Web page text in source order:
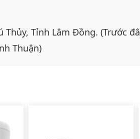
Tỉnh Lâm Đồng. (Trước
Thuận)